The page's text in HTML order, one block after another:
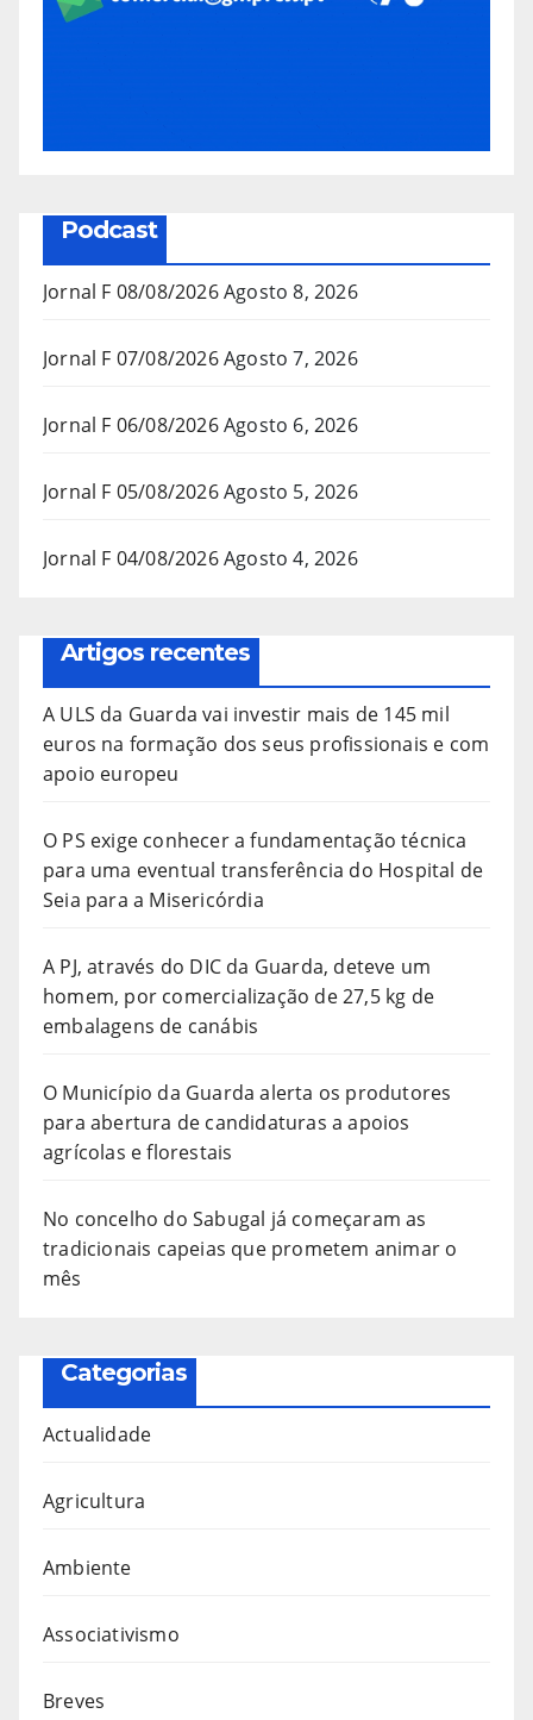
Podcast
Jornal F 08/08/2026Agosto 8, 2026
Jornal F 07/08/2026Agosto 7, 2026
Jornal F 06/08/2026Agosto 6, 2026
Jornal F 05/08/2026Agosto 5, 2026
Jornal F 04/08/2026Agosto 4, 2026
Artigos recentes
A ULS da Guarda vai investir mais de 145 mil
euros na formação dos seus profissionais e com
apoio europeu
O PS exige conhecer a fundamentação técnica
para uma eventual transferência do Hospital de
Seia para a Misericórdia
A PJ, através do DIC da Guarda, deteve um
homem, por comercialização de 27,5 kg de
embalagens de canábis
O Município da Guarda alerta os produtores
para abertura de candidaturas a apoios
agrícolas e florestais
No concelho do Sabugal já começaram as
tradicionais capeias que prometem animar o
mês
Categorias
Actualidade
Agricultura
Ambiente
Associativismo
Breves